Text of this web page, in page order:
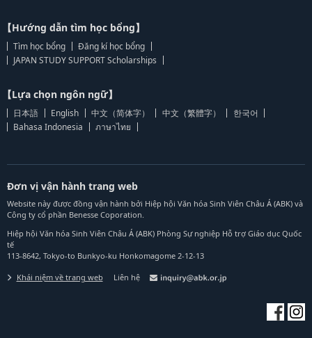
【Hướng dẫn tìm học bổng】
Tìm học bổng
Đăng kí học bổng
JAPAN STUDY SUPPORT Scholarships
【Lựa chọn ngôn ngữ】
日本語 English 中文（简体字） 中文（繁體字）
한국어
Bahasa Indonesia
ภาษาไทย
Đơn vị vận hành trang web
Website này được đồng vận hành bởi Hiệp hội Văn hóa Sinh Viên Châu Á (ABK) và
Công ty cổ phần Benesse Coporation.
Hiệp hội Văn hóa Sinh Viên Châu Á (ABK) Phòng Sự nghiệp Hỗ trợ Giáo dục Quốc
tế
113-8642, Tokyo-to Bunkyo-ku Honkomagome 2-12-13
Khái niệm về trang web Liên hệ